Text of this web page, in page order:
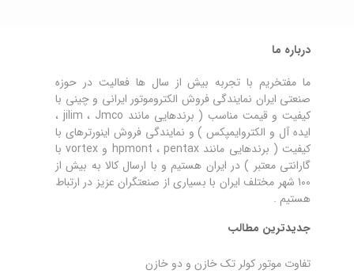
درباره ما
ما مفتخریم با تجربه بیش از سال ها فعالیت در حوزه
صنعتی ایران نمایندگی فروش الکتروموتور ایرانی و چینی با
کیفیت و قیمت مناسب ( برندهایی مانند jilim ، Jmco ،
ایده آل و الکتروایمپکس ) و نمایندگی فروش اینورترهای با
کیفیت ( برندهایی مانند hpmont ، pentax و vortex با
گارانتی معتبر ) در ایران هستیم و با ارسال کالا به بیش از
100 شهر مختلف ایران با بسیاری از صنعتگران عزیز در ارتباط
هستیم .
جدیدترین مطالب
تفاوت موتور کولر تک خازن و دو خازن